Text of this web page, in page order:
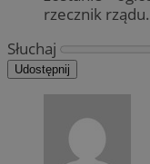
rzecznik rządu.
Słuchaj
Udostępnij